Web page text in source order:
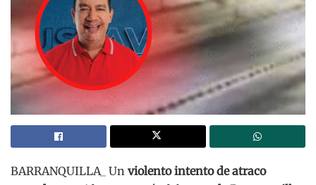
BARRANQUILLA_ Un violento intento de atraco